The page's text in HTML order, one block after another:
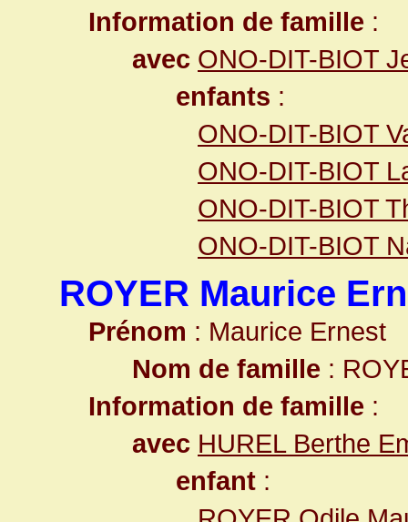
Information de famille :
avec ONO-DIT-BIOT
enfants :
ONO-DIT-BIOT
ONO-DIT-BIOT
ONO-DIT-BIOT
ONO-DIT-BIOT
ROYER Maurice
Prénom : Maurice Ernest
Nom de famille :
Information de famille :
avec HUREL Berthe
enfant :